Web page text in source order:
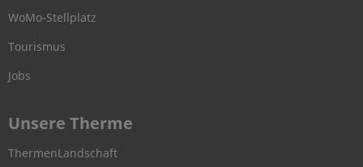
WoMo-Stellplatz
Tourismus
Jobs
Unsere Therme
ThermenLandschaft